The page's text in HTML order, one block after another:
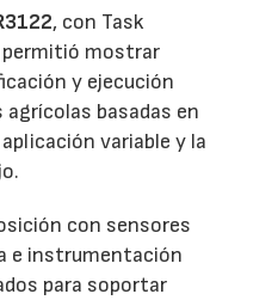
, con Task
mostrar
y ejecución
basadas en
variable y la
con sensores
e instrumentación
para soportar